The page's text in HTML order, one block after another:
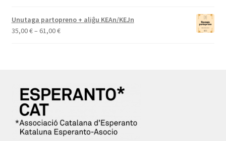
through
Unutaga partopreno + aliĝu KEAn/KEJn
35,00€– 61,00€Price